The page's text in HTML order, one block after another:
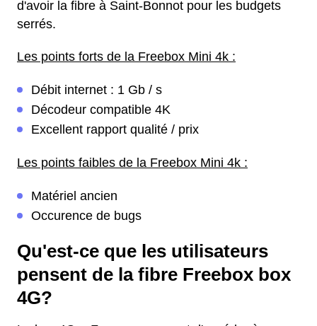
d'avoir la fibre à Saint-Bonnot pour les budgets
serrés.
Les points forts de la Freebox Mini 4k :
Débit internet : 1 Gb / s
Décodeur compatible 4K
Excellent rapport qualité / prix
Les points faibles de la Freebox Mini 4k :
Matériel ancien
Occurence de bugs
Qu'est-ce que les utilisateurs
pensent de la fibre Freebox box
4G?